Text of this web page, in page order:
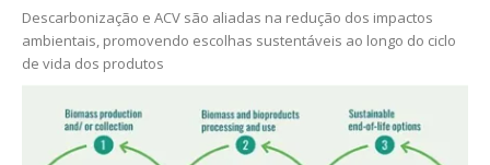
Descarbonização e ACV são aliadas na redução dos impactos
ambientais, promovendo escolhas sustentáveis ao longo do ciclo
de vida dos produtos